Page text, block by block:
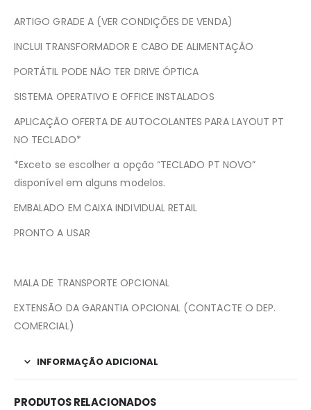
ARTIGO GRADE A (VER CONDIÇÕES DE VENDA)
INCLUI TRANSFORMADOR E CABO DE ALIMENTAÇÃO
PORTÁTIL PODE NÃO TER DRIVE ÓPTICA
SISTEMA OPERATIVO E OFFICE INSTALADOS
APLICAÇÃO OFERTA DE AUTOCOLANTES PARA LAYOUT PT
NO TECLADO*
*Exceto se escolher a opção “TECLADO PT NOVO”
disponível em alguns modelos.
EMBALADO EM CAIXA INDIVIDUAL RETAIL
PRONTO A USAR
MALA DE TRANSPORTE OPCIONAL
EXTENSÃO DA GARANTIA OPCIONAL (CONTACTE O DEP.
COMERCIAL)
INFORMAÇÃO ADICIONAL
PRODUTOS RELACIONADOS